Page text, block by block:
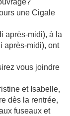
une Cigale
après-midi), à la
après-midi), ont
vous joindre
et Isabelle,
dès la rentrée,
fuseaux et